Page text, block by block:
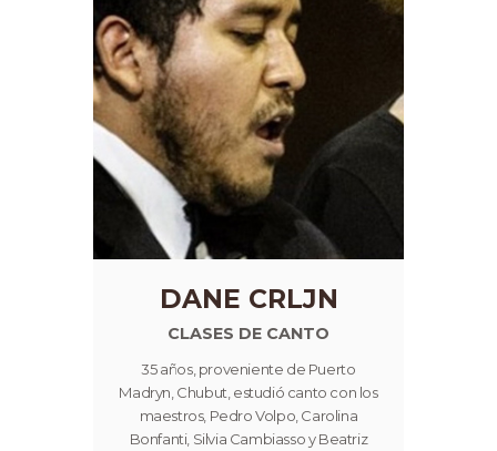
DANE CRLJN
CLASES DE CANTO
35 años, proveniente de Puerto
Madryn, Chubut, estudió canto con los
maestros, Pedro Volpo, Carolina
Bonfanti, Silvia Cambiasso y Beatriz